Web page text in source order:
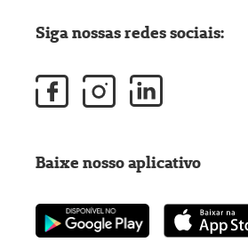
Siga nossas redes sociais:
Baixe nosso aplicativo